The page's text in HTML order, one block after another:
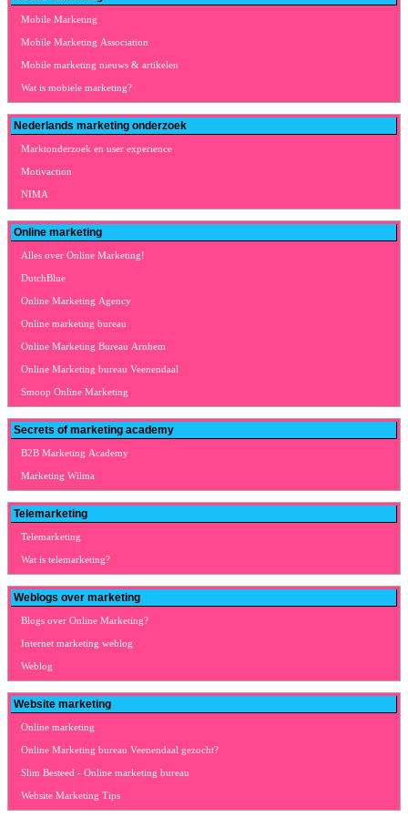
Mobile Marketing
Mobile Marketing Association
Mobile marketing nieuws & artikelen
Wat is mobiele marketing?
Nederlands marketing onderzoek
Marktonderzoek en user experience
Motivaction
NIMA
Online marketing
Alles over Online Marketing!
DutchBlue
Online Marketing Agency
Online marketing bureau
Online Marketing Bureau Arnhem
Online Marketing bureau Veenendaal
Smoop Online Marketing
Secrets of marketing academy
B2B Marketing Academy
Marketing Wilma
Telemarketing
Telemarketing
Wat is telemarketing?
Weblogs over marketing
Blogs over Online Marketing?
Internet marketing weblog
Weblog
Website marketing
Online marketing
Online Marketing bureau Veenendaal gezocht?
Slim Besteed - Online marketing bureau
Website Marketing Tips